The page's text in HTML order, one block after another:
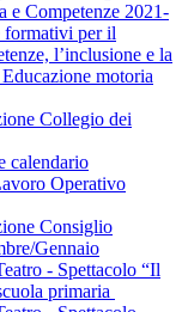
e Competenze 2021-
formativi per il
l’inclusione e la
motoria
Collegio dei
calendario
Operativo
Consiglio
Gennaio
- Spettacolo “Il
primaria